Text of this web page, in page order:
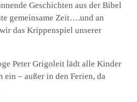
Geschichten aus der Bibel
gemeinsame Zeit….und an
das Krippenspiel unserer
Peter Grigoleit lädt alle Kinder
ein – außer in den Ferien, da